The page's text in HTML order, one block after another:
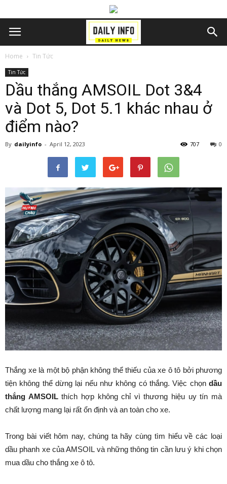
Home Tin Tức
Tin Tức
Dầu thắng AMSOIL Dot 3&4
và Dot 5, Dot 5.1 khác nhau ở
điểm nào?
By dailyinfo - April 12, 2023 0
707
Thắng xe là một bộ phận không thể thiếu của xe ô tô bởi phương
tiện không thể dừng lại nếu như không có thắng. Việc chọn dầu
thắng AMSOILthích hợp không chỉ vì thương hiệu uy tín mà
chất lượng mang lại rất ổn định và an toàn cho xe.
Trong bài viết hôm nay, chúng ta hãy cùng tìm hiểu về các loại
dầu phanh xe của AMSOIL và những thông tin cần lưu ý khi chọn
mua dầu cho thắng xe ô tô.